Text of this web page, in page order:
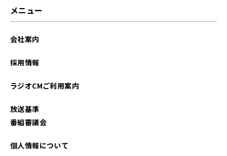
2023年06月
メニュー
会社案内
採用情報
ラジオCMご利用案内
放送基準
番組審議会
個人情報について